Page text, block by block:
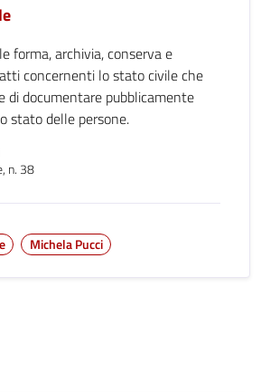
forma, archivia, conserva e
concernenti lo stato civile che
di documentare pubblicamente
stato delle persone.
n. 38
Michela Pucci